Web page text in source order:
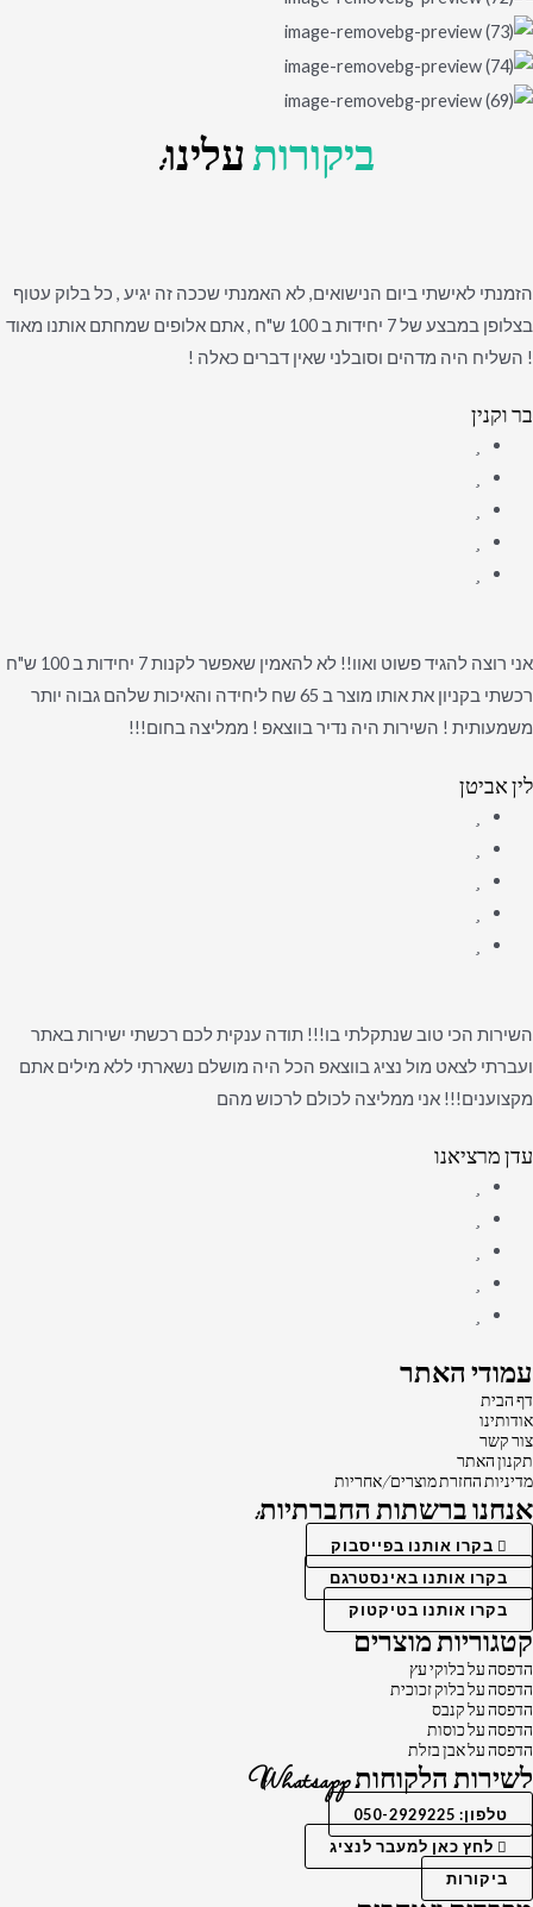
ביקורותעלינו:
הזמנתי לאישתי ביום הנישואים, לא האמנתי שככה זה יגיע , כל בלוק עטוף
בצלופן במבצע של 7 יחידות ב 100 ש"ח , אתם אלופים שמחתם אותנו מאוד
! השליח היה מדהים וסובלני שאין דברים כאלה !
בר וקנין
אני רוצה להגיד פשוט ואוו!! לא להאמין שאפשר לקנות 7 יחידות ב 100 ש"ח
רכשתי בקניון את אותו מוצר ב 65 שח ליחידה והאיכות שלהם גבוה יותר
משמעותית ! השירות היה נדיר בווצאפ ! ממליצה בחום!!!
לין אביטן
השירות הכי טוב שנתקלתי בו!!! תודה ענקית לכם רכשתי ישירות באתר
ועברתי לצאט מול נציג בווצאפ הכל היה מושלם נשארתי ללא מילים אתם
מקצוענים!!! אני ממליצה לכולם לרכוש מהם
עדן מרציאנו
עמודי האתר
דף הבית
אודותינו
צור קשר
תקנון האתר
מדיניות החזרת מוצרים/אחריות
אנחנו ברשתות החברתיות:
בקרו אותנו בפייסבוק
בקרו אותנו באינסטרגם
בקרו אותנו בטיקטוק
קטגוריות מוצרים
הדפסה על בלוקי עץ
הדפסה על בלוק זכוכית
הדפסה על קנבס
הדפסה על כוסות
הדפסה על אבן בזלת
לשירות הלקוחות Whatsapp
טלפון: 050-2929225
לחץ כאן למעבר לנציג
ביקורות